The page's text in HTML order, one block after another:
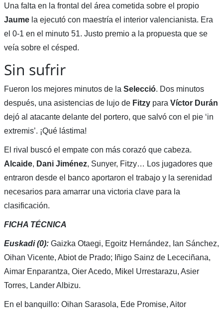
Una falta en la frontal del área cometida sobre el propio
Jaumela ejecutó con maestría el interior valencianista. Era
el 0-1 en el minuto 51. Justo premio a la propuesta que se
veía sobre el césped.
Sin sufrir
Fueron los mejores minutos de la Selecció. Dos minutos
después, una asistencias de lujo de Fitzypara Víctor Durán
dejó al atacante delante del portero, que salvó con el pie ‘in
extremis’. ¡Qué lástima!
El rival buscó el empate con más corazó que cabeza.
Alcaide, Dani Jiménez, Sunyer, Fitzy… Los jugadores que
entraron desde el banco aportaron el trabajo y la serenidad
necesarios para amarrar una victoria clave para la
clasificación.
FICHA TÉCNICA
Euskadi (0):Gaizka Otaegi, Egoitz Hernández, Ian Sánchez,
Oihan Vicente, Abiot de Prado; Iñigo Sainz de Lececiñana,
Aimar Enparantza, Oier Acedo, Mikel Urrestarazu, Asier
Torres, Lander Albizu.
En el banquillo: Oihan Sarasola, Ede Promise, Aitor